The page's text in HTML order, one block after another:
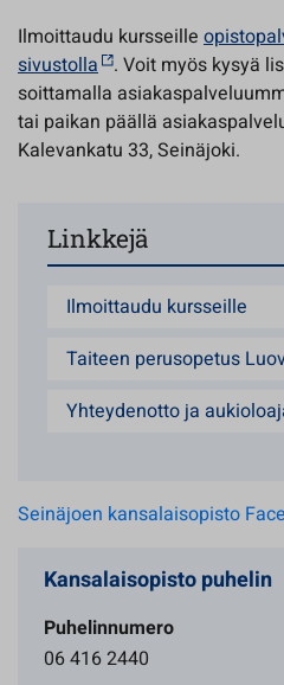
Ilmoittaudu kursseille
sivustolla . Voit myös kysyä
soittamalla
tai paikan päällä
Kalevankatu 33, Seinäjoki.
Linkkejä
Ilmoittaudu kursseille
Taiteen perusopetus
Yhteydenotto ja
Seinäjoen kansalaisopisto
Kansalaisopisto puhelin
Puhelinnumero
06 416 2440